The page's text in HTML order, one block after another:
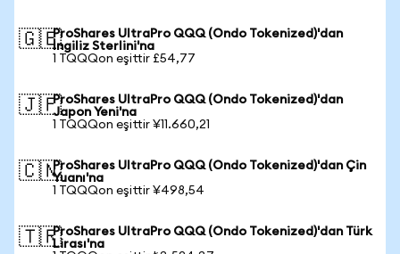
🇬🇧ProShares UltraPro QQQ (Ondo Tokenized)'dan
İngiliz Sterlini'na
1 TQQQon eşittir £54,77
🇯🇵ProShares UltraPro QQQ (Ondo Tokenized)'dan
Japon Yeni'na
1 TQQQon eşittir ¥11.660,21
🇨🇳ProShares UltraPro QQQ (Ondo Tokenized)'dan Çin
Yuanı'na
1 TQQQon eşittir ¥498,54
🇹🇷ProShares UltraPro QQQ (Ondo Tokenized)'dan Türk
Lirası'na